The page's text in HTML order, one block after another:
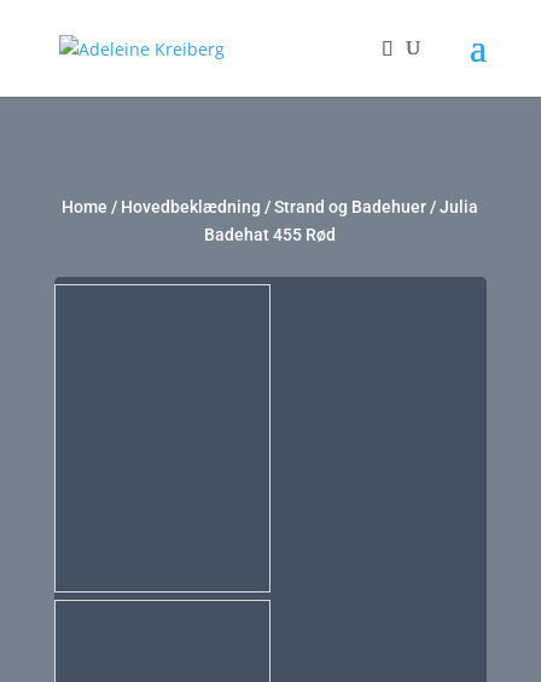
Home / Hovedbeklædning /Strand og Badehuer / Julia
Badehat 455 Rød